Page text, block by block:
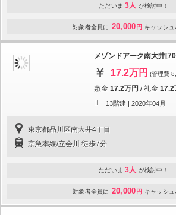
ただいま 3人 が検討中！
対象者全員に 20,000 円 キャッシ
メゾンドアーク南大井
17.2万円 (管理費
敷金 17.2万円 /礼金 17.2
13階建 | 2020年04月
東京都品川区南大井4丁目
京急本線/立会川 徒歩7分
ただいま 3人 が検討中！
対象者全員に 20,000 円 キャッシ